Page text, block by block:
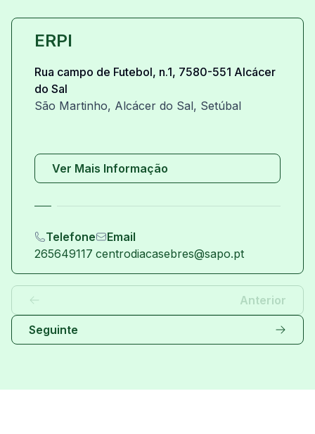
ERPI
Rua campo de Futebol, n.1, 7580-551 Alcácer
do Sal
São Martinho, Alcácer do Sal, Setúbal
Ver Mais Informação
Telefone
265649117
Email
centrodiacasebres@sapo.pt
Item
of
Anterior
Seguinte